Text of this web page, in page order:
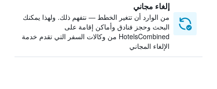
إلغاء مجاني
من الوارد أن تتغير الخطط — نتفهم ذلك. ولهذا يمكنك
البحث وحجز فنادق وأماكن إقامة على
HotelsCombined من وكالات السفر التي تقدم خدمة
الإلغاء المجاني